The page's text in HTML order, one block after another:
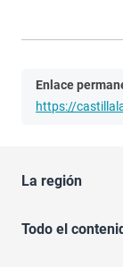
Enlace
https://
La región
Todo el